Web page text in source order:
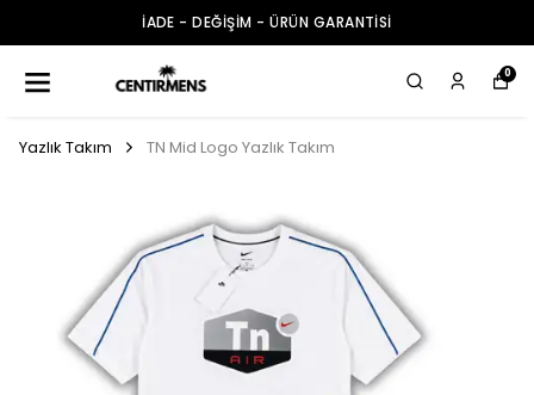
İADE - DEĞİŞİM - ÜRÜN GARANTİSİ
0
Yazlık Takım TN Mid Logo Yazlık Takım